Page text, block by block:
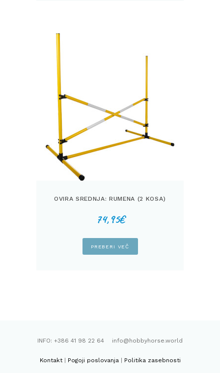
OVIRA SREDNJA: RUMENA (2 KOSA)
74,95€
PREBERI VEČ
INFO: +386 41 98 22 64 info@hobbyhorse.world
Kontakt| Pogoji poslovanja | Politika zasebnosti